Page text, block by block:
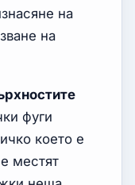
на
на
фуги
което е
местят